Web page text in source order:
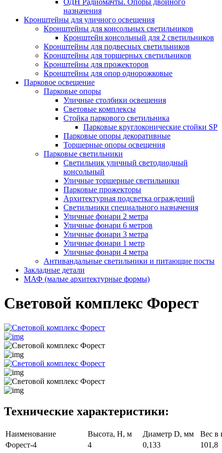
ОДН Радиомачты. Опоры двойного
назначения
Кронштейны для уличного освещения
Кронштейны для консольных светильников
Кронштейн консольный для 2 светильников
Кронштейны для подвесных светильников
Кронштейны для торшерных светильников
Кронштейны для прожекторов
Кронштейны для опор однорожковые
Парковое освещение
Парковые опоры
Уличные столбики освещения
Световые комплексы
Стойка паркового светильника
Парковые круглоконические стойки SP
Парковые опоры декоративные
Торшерные опоры освещения
Парковые светильники
Светильник уличный светодиодный
консольный
Уличные торшерные светильники
Парковые прожекторы
Архитектурная подсветка ограждений
Светильники специального назначения
Уличные фонари 2 метра
Уличные фонари 6 метров
Уличные фонари 3 метра
Уличные фонари 1 метр
Уличные фонари 4 метра
Антивандальные светильники и питающие посты
Закладные детали
МАФ (малые архитектурные формы)
Световой комплекс Форест
Технические характеристики:
Наименование Высота, Н, м Диаметр D, мм
Вес в
Форест-4
4 0,133 101,8